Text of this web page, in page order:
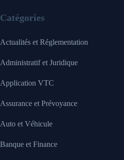
Catégories
Actualités et Réglementation
Administratif et Juridique
Application VTC
Assurance et Prévoyance
Auto et Véhicule
Banque et Finance